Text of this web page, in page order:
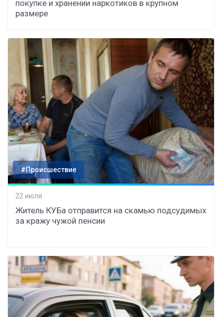
покупке и хранении наркотиков в крупном
размере
#Происшествие
22 июля
Житель КУБа отправится на скамью подсудимых
за кражу чужой пенсии